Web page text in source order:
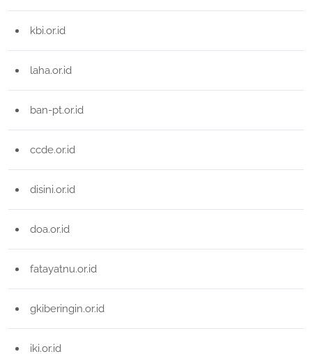
kbi.or.id
laha.or.id
ban-pt.or.id
ccde.or.id
disini.or.id
doa.or.id
fatayatnu.or.id
gkiberingin.or.id
iki.or.id